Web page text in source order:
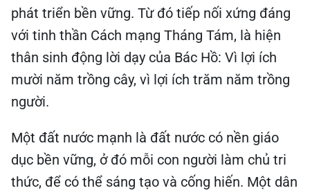
phát triển bền vững. Từ đó tiếp nối xứng đáng
với tinh thần Cách mạng Tháng Tám, là hiện
thân sinh động lời dạy của Bác Hồ: Vì lợi ích
mười năm trồng cây, vì lợi ích trăm năm trồng
người.
Một đất nước mạnh là đất nước có nền giáo
dục bền vững, ở đó mỗi con người làm chủ tri
thức, để có thể sáng tạo và cống hiến. Một dân